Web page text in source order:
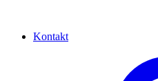
Kontakt